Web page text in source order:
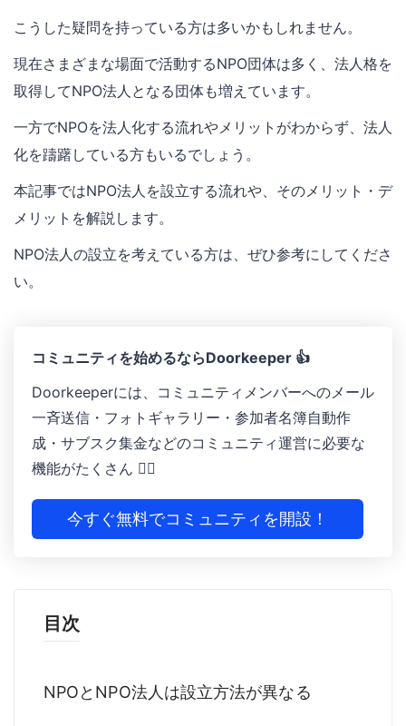
こうした疑問を持っている方は多いかもしれません。
現在さまざまな場面で活動するNPO団体は多く、法人格を
取得してNPO法人となる団体も増えています。
一方でNPOを法人化する流れやメリットがわからず、法人
化を躊躇している方もいるでしょう。
本記事ではNPO法人を設立する流れや、そのメリット・デ
メリットを解説します。
NPO法人の設立を考えている方は、ぜひ参考にしてくださ
い。
コミュニティを始めるならDoorkeeper 👍
Doorkeeperには、コミュニティメンバーへのメール
一斉送信・フォトギャラリー ・参加者名簿自動作
成 ・サブスク集金などのコミュニティ運営に必要な
機能がたくさん 🙆‍♀️
今すぐ無料でコミュニティを開設！
目次
NPOとNPO法人は設立方法が異なる